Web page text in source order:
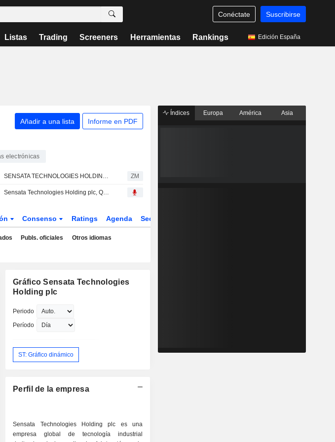
Conéctate Suscribirse
Listas Trading Screeners Herramientas Rankings Edición España
Añadir a una lista Informe en PDF
electrónicas
SENSATA TECHNOLOGIES HOLDING PLC : recomendación de compra de Oppenheimer ZM
Sensata Technologies Holding plc, Q2 2026 Earnings Call, Jul 29, 2026
Consenso Ratings Agenda Sector
Publs. oficiales Otros idiomas
Gráfico Sensata Technologies
Holding plc
Periodo
Período
ST: Gráfico dinámico
Perfil de la empresa
Sensata Technologies Holding plc es una
empresa global de tecnología industrial
Índices Europa América Asia